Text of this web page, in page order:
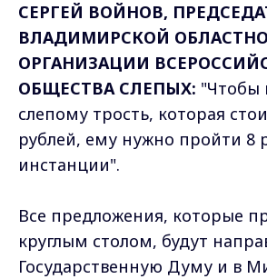
СЕРГЕЙ ВОЙНОВ,
ВЛАДИМИРСКОЙ
ОРГАНИЗАЦИИ
ОБЩЕСТВА СЛЕПЫХ: "Чтобы
слепому трость, которая
рублей, ему нужно пройти 8
инстанции".
Все предложения, которые
круглым столом, будут
Государственную Думу и в